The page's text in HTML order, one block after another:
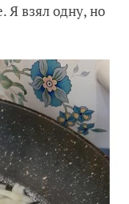
Я взял одну, но